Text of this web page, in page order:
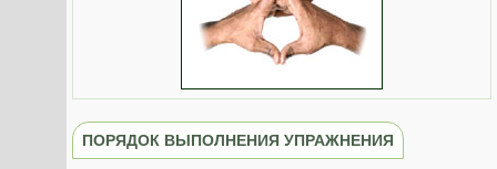
ПОРЯДОК ВЫПОЛНЕНИЯ УПРАЖНЕНИЯ